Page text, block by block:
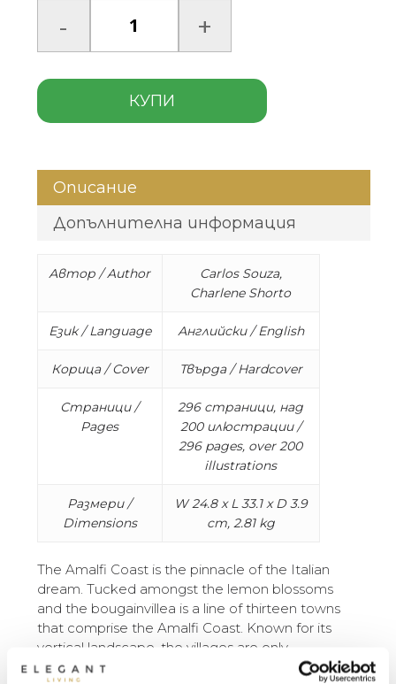
КУПИ
Описание
Допълнителна информация
Автор / Author
Carlos Souza,
Charlene Shorto
Език / Language Английски / English
Корица / Cover Твърда / Hardcover
Страници /
Pages
296 страници, над
200 илюстрации /
296 pages, over 200
illustrations
Размери /
Dimensions
W 24.8 x L 33.1 x D 3.9
cm, 2.81 kg
The Amalfi Coast is the pinnacle of the Italian
dream. Tucked amongst the lemon blossoms
and the bougainvillea is a line of thirteen towns
that comprise the Amalfi Coast. Known for its
vertical landscape, the villages are only
accessible via the Strada Statale 163 — a narrow,